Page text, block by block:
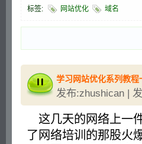
标签: 网站优化 域名
学习网站优化系列教程
发布:zhushican |
这几天的网络上一
了网络培训的那股火